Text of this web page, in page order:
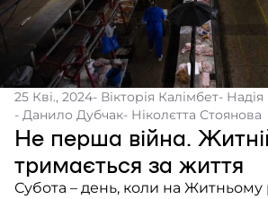
25 Кві., 2024- Вікторія Калімбет-
- Данило Дубчак- Ніколєтта Стоянова
Не перша війна.
тримається за життя
Субота – день, коли на Житньому